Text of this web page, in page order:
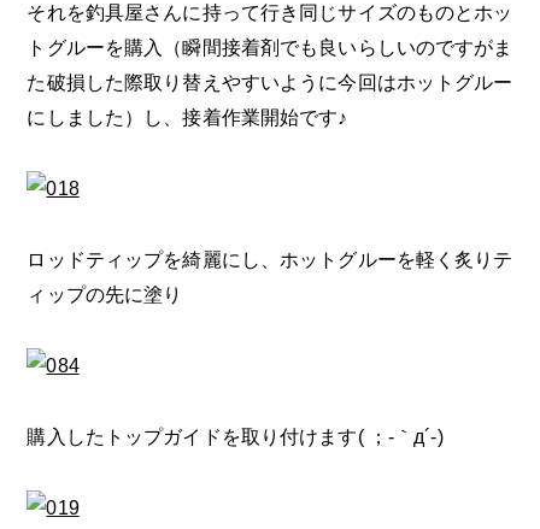
それを釣具屋さんに持って行き同じサイズのものとホッ
トグルーを購入（瞬間接着剤でも良いらしいのですがま
た破損した際取り替えやすいように今回はホットグルー
にしました）し、接着作業開始です♪
ロッドティップを綺麗にし、ホットグルーを軽く炙りテ
ィップの先に塗り
購入したトップガイドを取り付けます( ；-｀д´-)